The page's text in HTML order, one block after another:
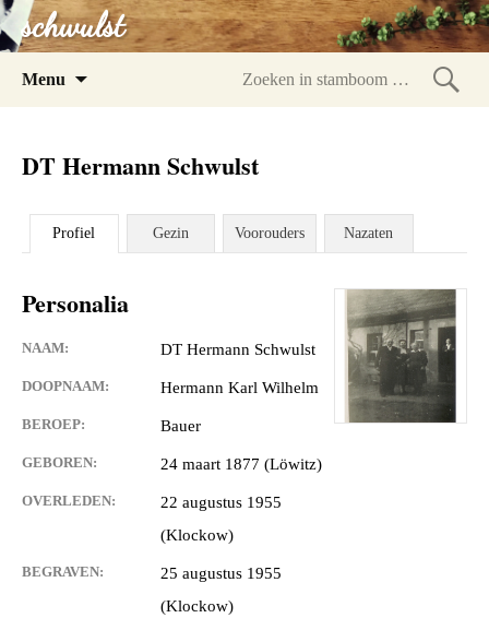
schwulst
Menu
DT Hermann Schwulst
Profiel Gezin Voorouders Nazaten
Personalia
NAAM: DT Hermann Schwulst
DOOPNAAM: Hermann Karl Wilhelm
BEROEP: Bauer
GEBOREN: 24 maart 1877 (Löwitz)
OVERLEDEN:
22 augustus 1955
(Klockow)
BEGRAVEN:
25 augustus 1955
(Klockow)